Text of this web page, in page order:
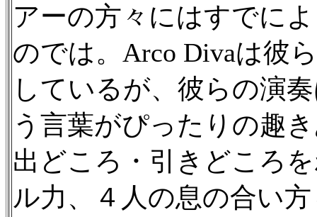
アーの方々にはすでに
のでは。Arco Divaは彼
しているが、彼らの演
う言葉がぴったりの趣
出どころ・引きどころ
ル力、４人の息の合い